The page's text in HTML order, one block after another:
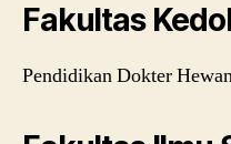
Fakultas
Pendidikan Dokter